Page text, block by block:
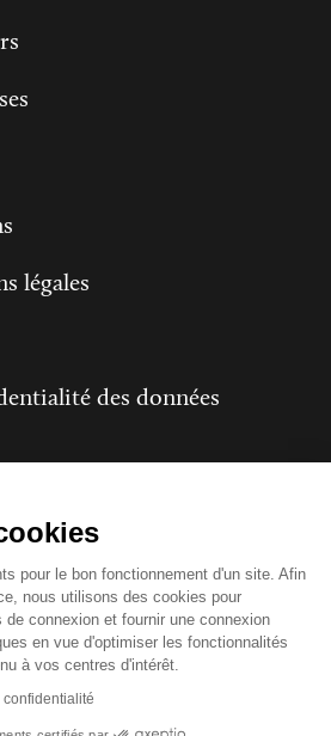
légales
des données
pour le bon fonctionnement d'un site. Afin
nous utilisons des cookies pour
connexion et fournir une connexion
en vue d'optimiser les fonctionnalités
à vos centres d'intérêt.